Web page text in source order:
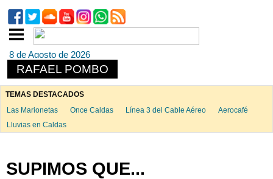
8 de Agosto de 2026
RAFAEL POMBO
TEMAS DESTACADOS
Las Marionetas
Once Caldas Línea 3 del Cable Aéreo
Aerocafé
Lluvias en Caldas
SUPIMOS QUE...